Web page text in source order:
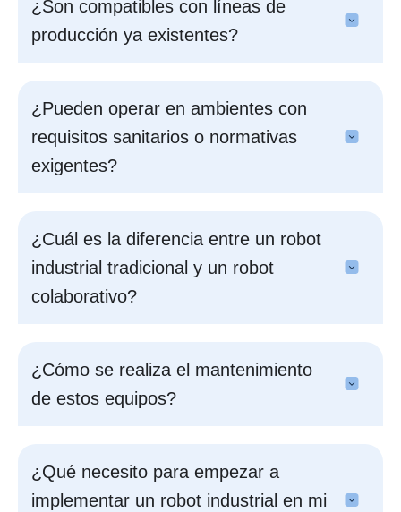
¿Son compatibles con líneas de
producción ya existentes?
¿Pueden operar en ambientes con
requisitos sanitarios o normativas
exigentes?
¿Cuál es la diferencia entre un robot
industrial tradicional y un robot
colaborativo?
¿Cómo se realiza el mantenimiento
de estos equipos?
¿Qué necesito para empezar a
implementar un robot industrial en mi